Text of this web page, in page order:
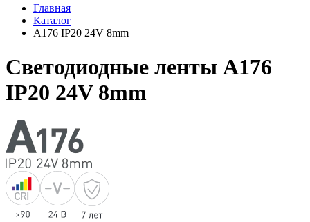
Главная
Каталог
A176 IP20 24V 8mm
Светодиодные ленты A176
IP20 24V 8mm